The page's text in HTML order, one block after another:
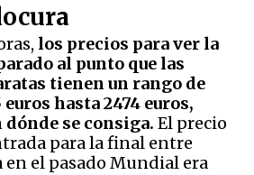
los precios para ver la
al punto que las
tienen un rango de
hasta 2474 euros,
se consiga. El precio
para la final entre
en el pasado Mundial era